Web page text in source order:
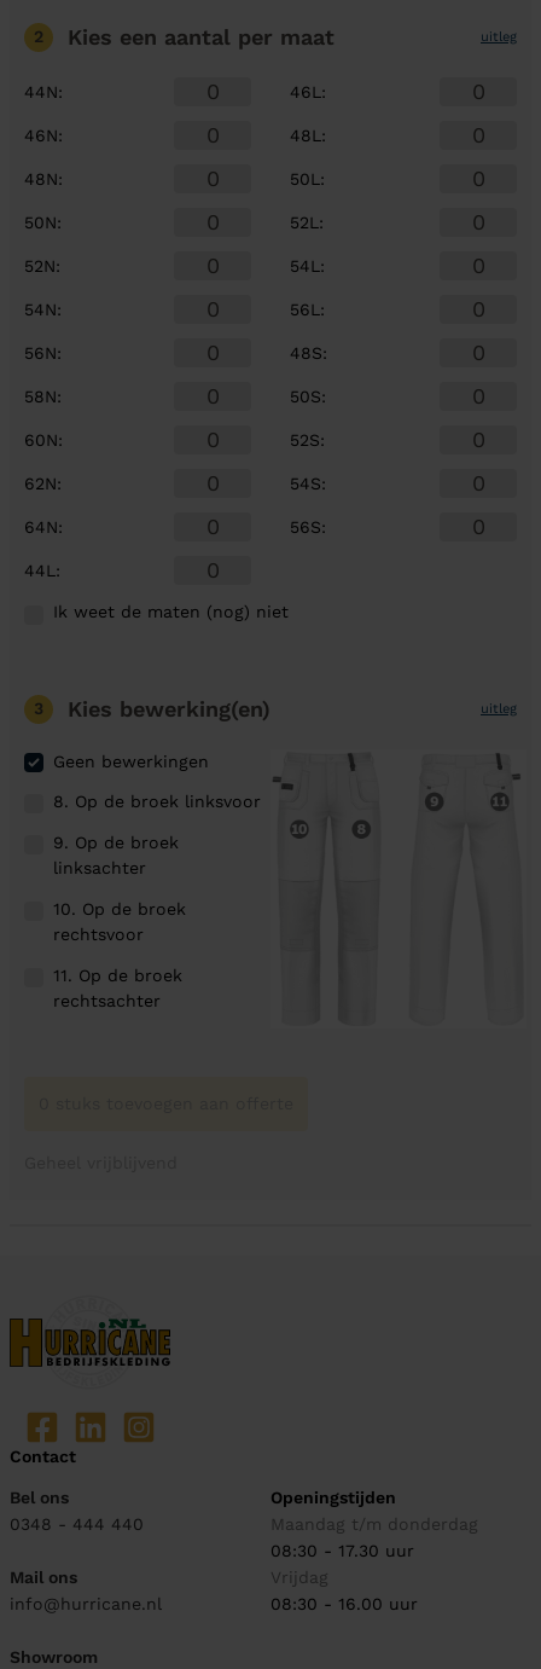
2 Kies een aantal per maat uitleg
44N:
46N:
48N:
50N:
52N:
54N:
56N:
58N:
60N:
62N:
64N:
44L :
46L :
48L :
50L :
52L :
54L :
56L :
48S:
50S:
52S:
54S:
56S:
Ik weet de maten (nog) niet
3 Kies bewerking(en) uitleg
Geen bewerkingen
8. Op de broek linksvoor
9. Op de broek
linksachter
10. Op de broek
rechtsvoor
11. Op de broek
rechtsachter
Contact
Bel ons
0348 - 444 440
Mail ons
info@hurricane.nl
Showroom
Openingstijden
Maandag t/m donderdag
08:30 - 17.30 uur
Vrijdag
08:30 - 16.00 uur